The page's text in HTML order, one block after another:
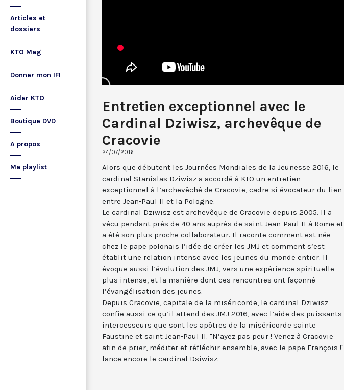
Articles et
dossiers
KTO Mag
Donner mon IFI
Aider KTO
Boutique DVD
A propos
Ma playlist
Entretien exceptionnel avec le
Cardinal Dziwisz, archevêque de
Cracovie
24/07/2016
Alors que débutent les Journées Mondiales de la Jeunesse 2016, le
cardinal Stanislas Dziwisz a accordé à KTO un entretien
exceptionnel à l’archevêché de Cracovie, cadre si évocateur du lien
entre Jean-Paul II et la Pologne.
Le cardinal Dziwisz est archevêque de Cracovie depuis 2005. Il a
vécu pendant près de 40 ans auprès de saint Jean-Paul II à Rome et
a été son plus proche collaborateur. Il raconte comment est née
chez le pape polonais l’idée de créer les JMJ et comment s’est
établit une relation intense avec les jeunes du monde entier. Il
évoque aussi l’évolution des JMJ, vers une expérience spirituelle
plus intense, et la manière dont ces rencontres ont façonné
l’évangélisation des jeunes.
Depuis Cracovie, capitale de la miséricorde, le cardinal Dziwisz
confie aussi ce qu’il attend des JMJ 2016, avec l’aide des puissants
intercesseurs que sont les apôtres de la miséricorde sainte
Faustine et saint Jean-Paul II. "N’ayez pas peur ! Venez à Cracovie
afin de prier, méditer et réfléchir ensemble, avec le pape François !"
lance encore le cardinal Dsiwisz.